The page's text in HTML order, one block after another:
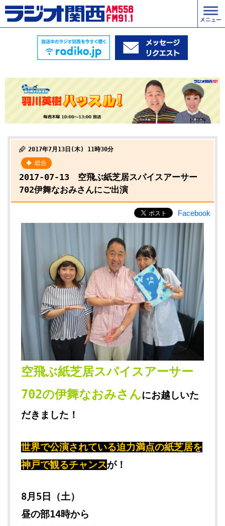
2017年7月13日(木) 11時30分
総合
2017-07-13 空飛ぶ紙芝居スパイスアーサー
702伊舞なおみさんにご出演
Facebook
空飛ぶ紙芝居スパイスアーサー
702の伊舞なおみさんにお越しいた
だきました！
世界で公演されている迫力満点の紙芝居を
神戸で観るチャンスが！
8月5日（土）
昼の部14時から